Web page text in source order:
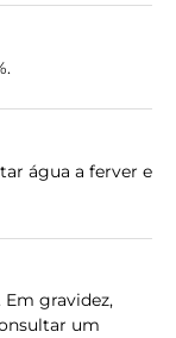
água a ferver e
gravidez,
um